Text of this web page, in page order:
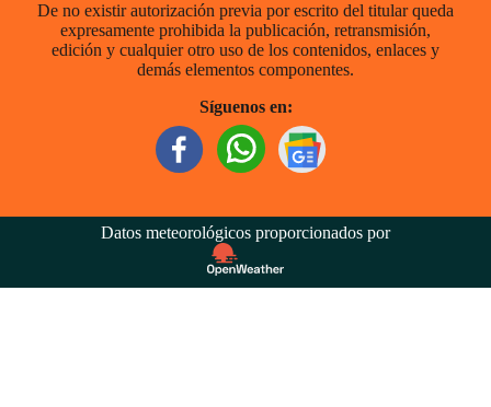
De no existir autorización previa por escrito del titular queda
expresamente prohibida la publicación, retransmisión,
edición y cualquier otro uso de los contenidos, enlaces y
demás elementos componentes.
Síguenos en:
Datos meteorológicos proporcionados por